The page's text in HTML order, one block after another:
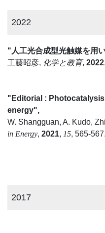
2022
"人工光合成型光触媒を用
工藤昭彦, 化学と教育, 2022,
"Editorial :
energy",
W. Shangguan, A. Kudo,
in Energy, 2021, 15, 565-567.
2017